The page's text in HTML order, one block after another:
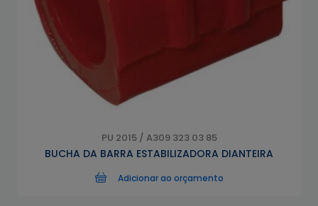
PU 2015 / A309 323 03 85
BUCHA DA BARRA ESTABILIZADORA DIANTEIRA
Adicionar ao orçamento